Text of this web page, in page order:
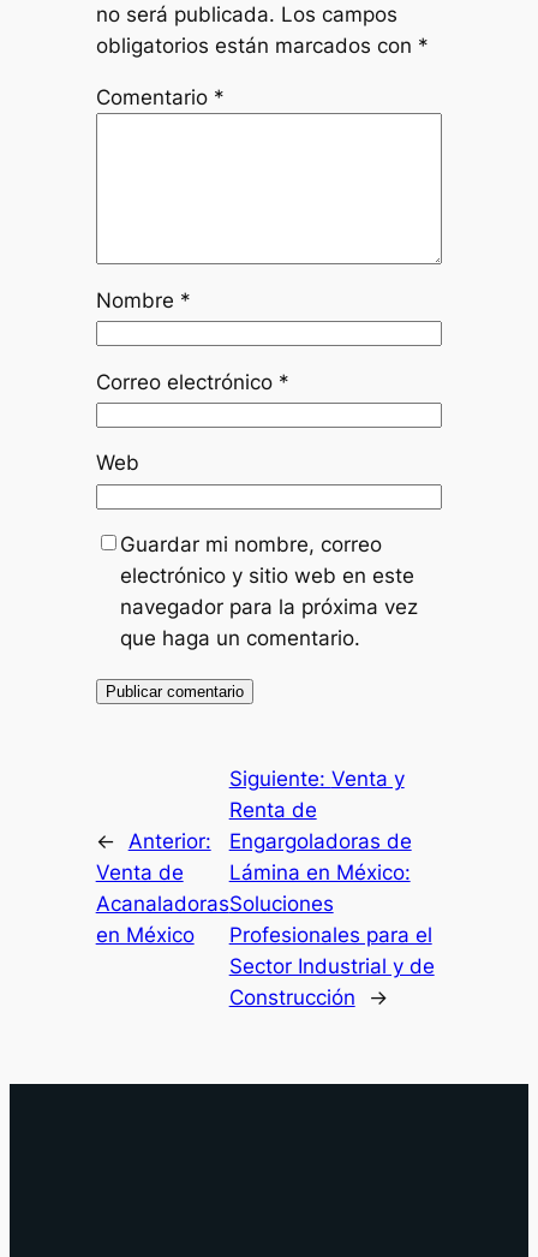
no será publicada. Los campos
obligatorios están marcados con *
Comentario *
Nombre *
Correo electrónico *
Web
Guardar mi nombre, correo
electrónico y sitio web en este
navegador para la próxima vez
que haga un comentario.
← Anterior:
Venta de
Acanaladoras
en México
Siguiente: Venta y
Renta de
Engargoladoras de
Lámina en México:
Soluciones
Profesionales para el
Sector Industrial y de
Construcción
→